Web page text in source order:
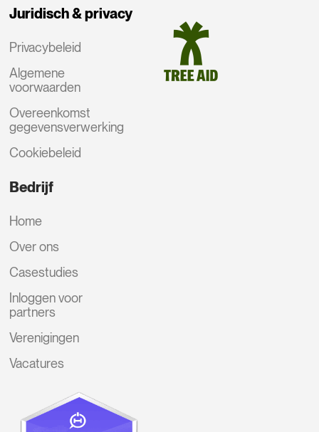
Juridisch & privacy
Privacybeleid
Algemene
voorwaarden
Overeenkomst
gegevensverwerking
Cookiebeleid
Bedrijf
Home
Over ons
Casestudies
Inloggen voor
partners
Verenigingen
Vacatures